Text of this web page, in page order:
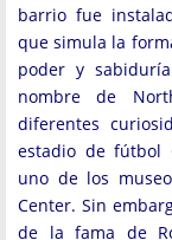
barrio fue
que simula la
poder y
nombre de
diferentes
estadio de fútbol
uno de los
Center. Sin
de la fama de